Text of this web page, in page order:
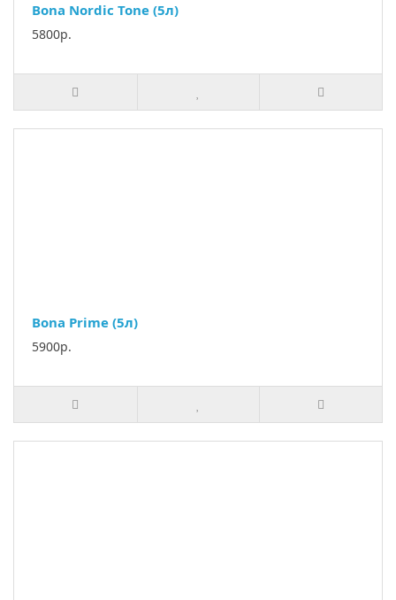
Bona Nordic Tone (5л)
5800р.
Bona Prime (5л)
5900р.